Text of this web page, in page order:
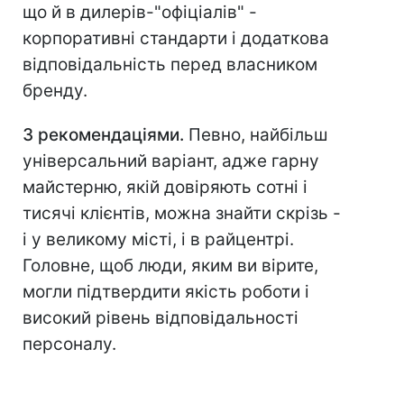
що й в дилерів-"офіціалів" -
корпоративні стандарти і додаткова
відповідальність перед власником
бренду.
З рекомендаціями. Певно, найбільш
універсальний варіант, адже гарну
майстерню, якій довіряють сотні і
тисячі клієнтів, можна знайти скрізь -
і у великому місті, і в райцентрі.
Головне, щоб люди, яким ви вірите,
могли підтвердити якість роботи і
високий рівень відповідальності
персоналу.